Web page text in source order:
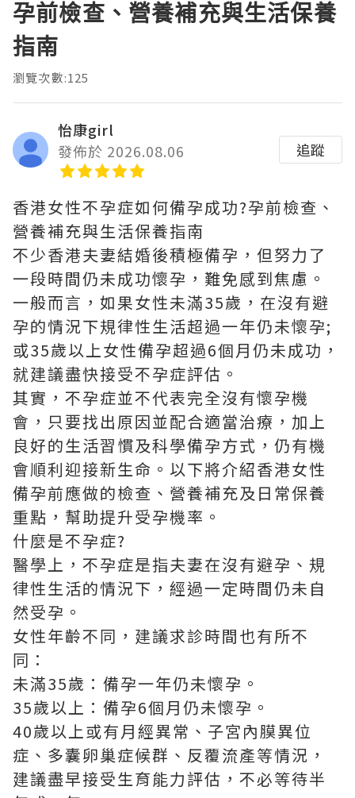
孕前檢查、營養補充與生活保養
指南
瀏覽次數:125
怡康girl
發佈於 2026.08.06
追蹤
香港女性不孕症如何備孕成功?孕前檢查、
營養補充與生活保養指南
不少香港夫妻結婚後積極備孕，但努力了
一段時間仍未成功懷孕，難免感到焦慮。
一般而言，如果女性未滿35歲，在沒有避
孕的情況下規律性生活超過一年仍未懷孕;
或35歲以上女性備孕超過6個月仍未成功，
就建議盡快接受不孕症評估。
其實，不孕症並不代表完全沒有懷孕機
會，只要找出原因並配合適當治療，加上
良好的生活習慣及科學備孕方式，仍有機
會順利迎接新生命。以下將介紹香港女性
備孕前應做的檢查、營養補充及日常保養
重點，幫助提升受孕機率。
什麼是不孕症?
醫學上，不孕症是指夫妻在沒有避孕、規
律性生活的情況下，經過一定時間仍未自
然受孕。
女性年齡不同，建議求診時間也有所不
同：
未滿35歲：備孕一年仍未懷孕。
35歲以上：備孕6個月仍未懷孕。
40歲以上或有月經異常、子宮內膜異位
症、多囊卵巢症候群、反覆流產等情況，
建議盡早接受生育能力評估，不必等待半